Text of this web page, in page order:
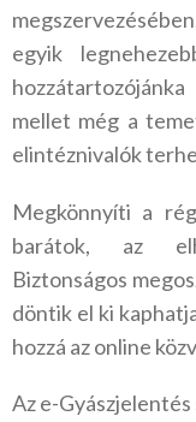
egyik
mellet még a
elintéznivalók
Megkönnyíti a
barátok, az
Biztonságos
döntik el ki
hozzá az online
Az e-